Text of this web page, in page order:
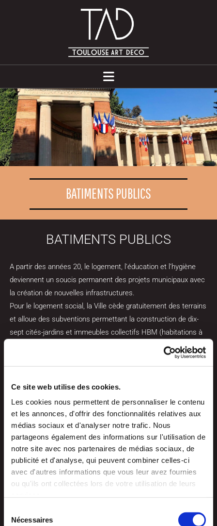
Ce site web utilise des cookies.
Les cookies nous permettent de personnaliser le contenu
et les annonces, d'offrir des fonctionnalités relatives aux
médias sociaux et d'analyser notre trafic. Nous
partageons également des informations sur l'utilisation de
notre site avec nos partenaires de médias sociaux, de
publicité et d'analyse, qui peuvent combiner celles-ci
avec d'autres informations que vous leur avez fournies
ou qu'ils ont collectées lors de votre utilisation de leurs
Nécessaires
BATIMENTS PUBLICS
BATIMENTS PUBLICS
A partir des années 20, le logement, l'éducation et l’hygiène
deviennent un soucis permanent des projets municipaux avec
la création de nouvelles infrastructures.
Pour le logement social, la Ville cède gratuitement des terrains
et alloue des subventions permettant la construction de dix-
sept cités-jardins et immeubles collectifs HBM (habitations à
- Cités jardins (cité Nord, cité Madrid, Lespinet, Croix de Pierre,
-Immeubles collectifs (HBM Ponts des catalans, le Calvaire, le
Grand Rond, la cité Bonnefoy, cité rue de la Laque...) en
remplacement d'immeubles insalubres.
L’esprit hygièniste prédomine et conduit à la réalisation de
nombreux projets:
- Le Parc Général d'Hygiène et des Sports sur l’île du Ramier.
-Les Bains douches (6 au total)
-la modernisation des Abattoirs